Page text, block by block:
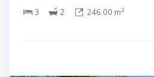
3
2 246.00 m2